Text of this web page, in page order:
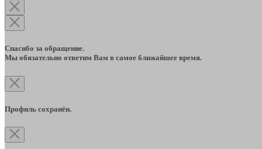
Спасибо за обращение.
Мы обязательно ответим Вам в самое ближайшее время.
Профиль сохранён.